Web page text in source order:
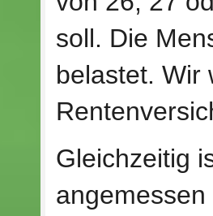
soll. Die
belastet. Wir
Gleichzeitig